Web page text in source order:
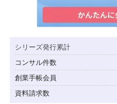
シリーズ発行累計
コンサル件数
創業手帳会員
資料請求数